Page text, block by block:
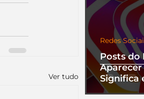
Posts do
Aparecer
Significa
Perfil
Redes
Ver tudo